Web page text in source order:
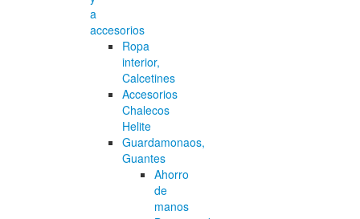
a
accesorios
Ropa
interior,
Calcetines
Accesorios
Chalecos
Helite
Guardamonaos,
Guantes
Ahorro
de
manos